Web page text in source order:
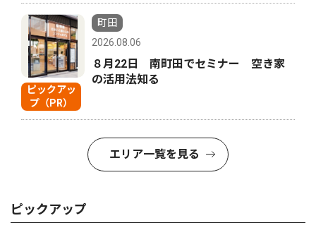
ピックアッ
プ（PR）
町田
2026.08.06
８月22日 南町田でセミナー 空き家
の活用法知る
エリア一覧を見る
ピックアップ